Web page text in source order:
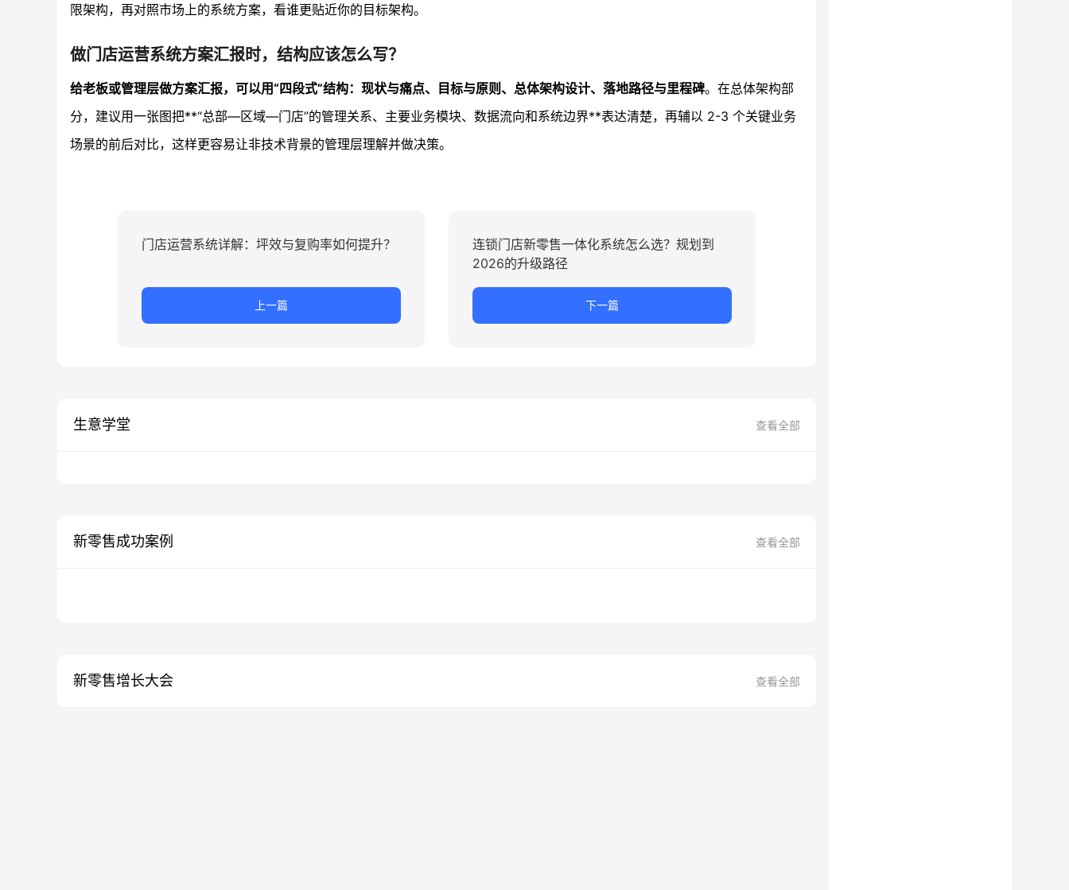
限架构，再对照市场上的系统方案，看谁更贴近你的目标架构。
做门店运营系统方案汇报时，结构应该怎么写？
给老板或管理层做方案汇报，可以用“四段式”结构：现状与痛点、目标与原则、总体架构设计、落地路径与里程碑。在总体架构部
分，建议用一张图把**“总部—区域—门店”的管理关系、主要业务模块、数据流向和系统边界**表达清楚，再辅以 2-3 个关键业务
场景的前后对比，这样更容易让非技术背景的管理层理解并做决策。
门店运营系统详解：坪效与复购率如何提升？
上一篇
连锁门店新零售一体化系统怎么选？规划到
2026的升级路径
下一篇
生意学堂 查看全部
新零售成功案例 查看全部
新零售增长大会 查看全部